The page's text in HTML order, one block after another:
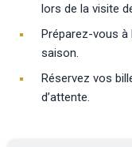
lors de la visite
Préparez-vous à
saison.
Réservez vos
d’attente.